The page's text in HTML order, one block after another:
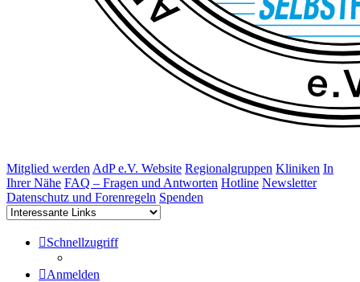
Mitglied werden AdP e.V. Website Regionalgruppen Kliniken In
Ihrer Nähe FAQ – Fragen und Antworten Hotline Newsletter
Datenschutz und Forenregeln Spenden
Schnellzugriff
Anmelden